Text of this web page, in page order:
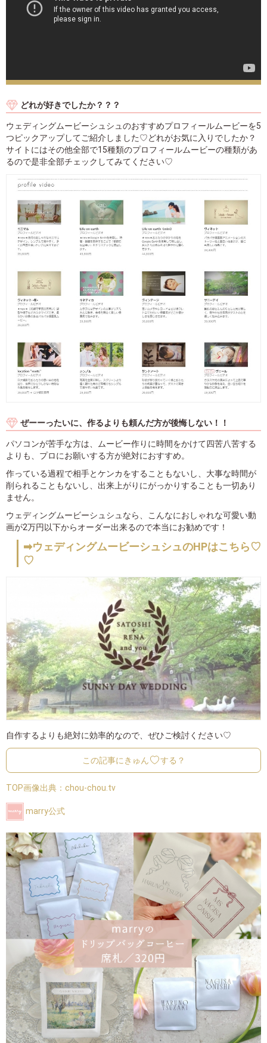
どれが好きでしたか？？？
ウェディングムービーシュシュのおすすめプロフィールムービーを5
つピックアップしてご紹介しました♡どれがお気に入りでしたか？
サイトにはその他全部で15種類のプロフィールムービーの種類があ
るので是非全部チェックしてみてください♡
ぜーーったいに、作るよりも頼んだ方が後悔しない！！
パソコンが苦手な方は、ムービー作りに時間をかけて四苦八苦する
よりも、プロにお願いする方が絶対におすすめ。
作っている過程で相手とケンカをすることもないし、大事な時間が
削られることもないし、出来上がりにがっかりすることも一切あり
ません。
ウェディングムービーシュシュなら、こんなにおしゃれな可愛い動
画が2万円以下からオーダー出来るので本当にお勧めです！
➡ウェディングムービーシュシュのHPはこちら♡
♡
自作するよりも絶対に効率的なので、ぜひご検討ください♡
この記事にきゅん する？
TOP画像出典： chou-chou.tv
marry公式